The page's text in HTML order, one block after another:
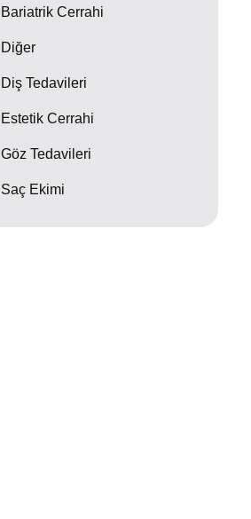
Bariatrik Cerrahi
Diğer
Diş Tedavileri
Estetik Cerrahi
Göz Tedavileri
Saç Ekimi